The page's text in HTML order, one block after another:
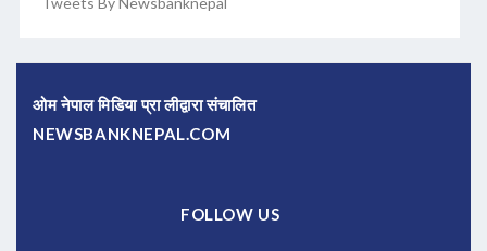
ओम नेपाल मिडिया प्रा लीद्वारा संचालित
NEWSBANKNEPAL.COM
FOLLOW US